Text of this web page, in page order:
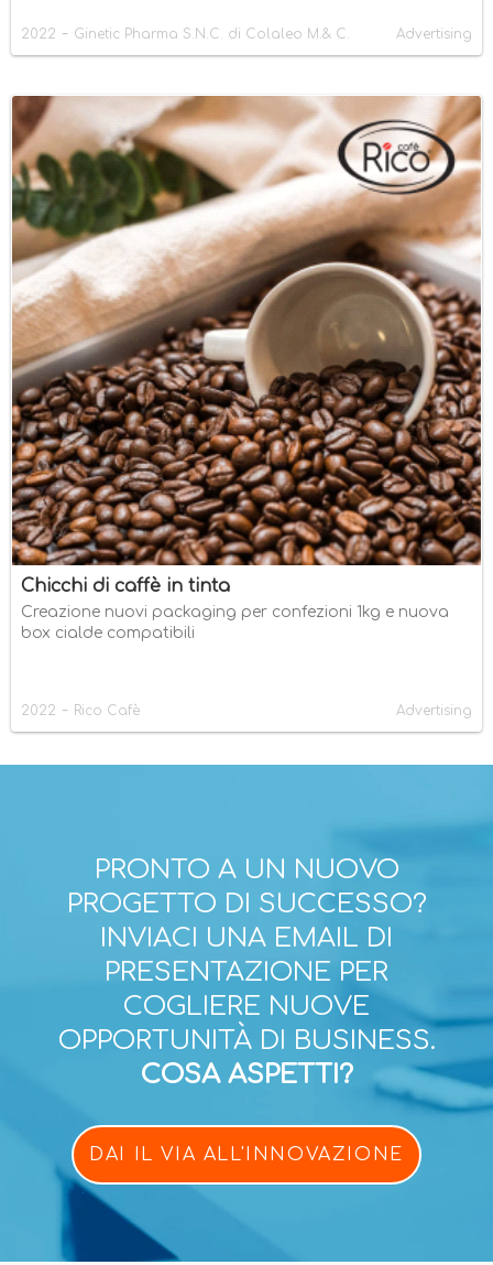
2022 - Ginetic Pharma S.N.C. di Colaleo M.& C. Advertising
Chicchi di caffè in tinta
Creazione nuovi packaging per confezioni 1kg e nuova
box cialde compatibili
2022 - Rico Cafè Advertising
PRONTO A UN NUOVO
PROGETTO DI SUCCESSO?
INVIACI UNA EMAIL DI
PRESENTAZIONE PER
COGLIERE NUOVE
OPPORTUNITÀ DI BUSINESS.
COSA ASPETTI?
DAI IL VIA ALL'INNOVAZIONE